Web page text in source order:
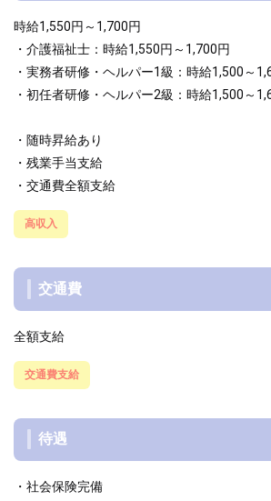
時給1,550円～1,700円
・介護福祉士：時給1,550円～1,700円
・実務者研修・ヘルパー1級：時給1,500～
・初任者研修・ヘルパー2級：時給1,500～
・随時昇給あり
・残業手当支給
・交通費全額支給
高収入
交通費
全額支給
交通費支給
待遇
・社会保険完備